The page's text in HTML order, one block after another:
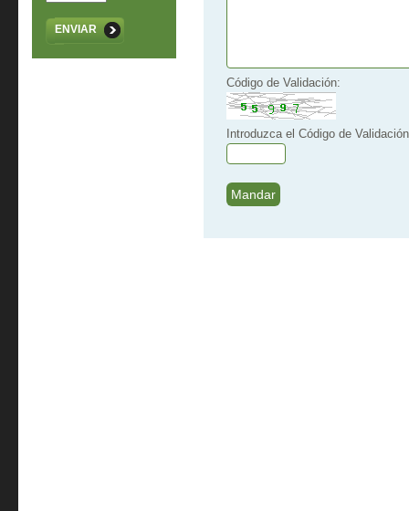
ENVIAR
Código de Validación:
Introduzca el Código de